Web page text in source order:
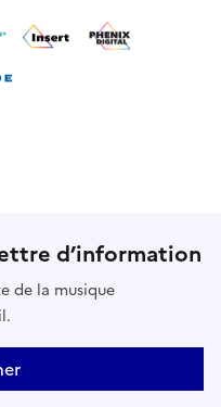
d’information
de la musique